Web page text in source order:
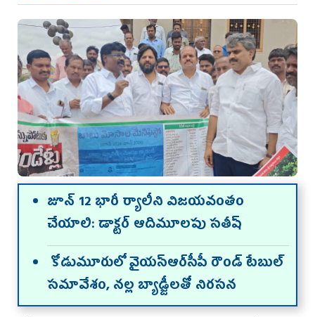
జూన్ 12 భారీ ర్యాలీని విజయవంతం
చేయాలి: డాక్టర్ ఆదిమూలపు సతీష్
కోడుమూరులో వైయ‌స్ఆర్‌సీపీ రౌండ్ టేబుల్
సమావేశం, నల్ల బ్యాడ్జీలతో నిరసన